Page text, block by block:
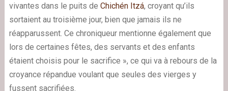
vivantes dans le puits de Chichén Itzá, croyant qu’ils
sortaient au troisième jour, bien que jamais ils ne
réapparussent. Ce chroniqueur mentionne également que
lors de certaines fêtes, des servants et des enfants
étaient choisis pour le sacrifice », ce qui va à rebours de la
croyance répandue voulant que seules des vierges y
fussent sacrifiées.